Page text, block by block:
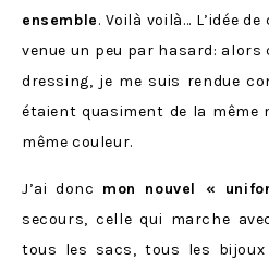
ensemble. Voilà voilà… L’idée
venue un peu par hasard: alors
dressing, je me suis rendue
étaient quasiment de la même
même couleur.
J’ai donc mon nouvel «
secours, celle qui marche
tous les sacs, tous les